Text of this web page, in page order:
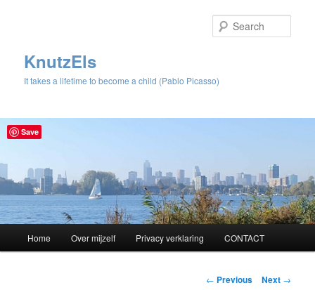
KnutzEls
It takes a lifetime to become a child (Pablo Picasso)
Skip
Home Over mijzelf Privacy verklaring CONTACT
Post
← Previous Next →
Save